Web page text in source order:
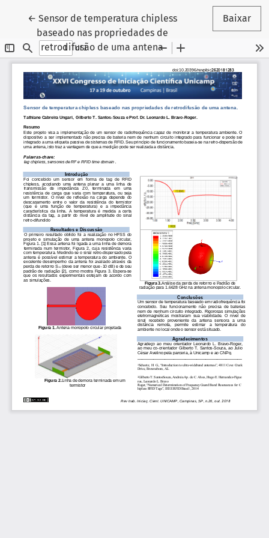
← Voltar aos Detalhes do Artigo
Sensor de temperatura chipless
baseado nas propriedades de
retrodifusão de uma antena
Baixar